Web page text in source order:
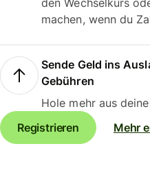
den Wechselkurs
machen, wenn du
Sende Geld ins
Gebühren
Hole mehr aus
Registrieren
Mehr